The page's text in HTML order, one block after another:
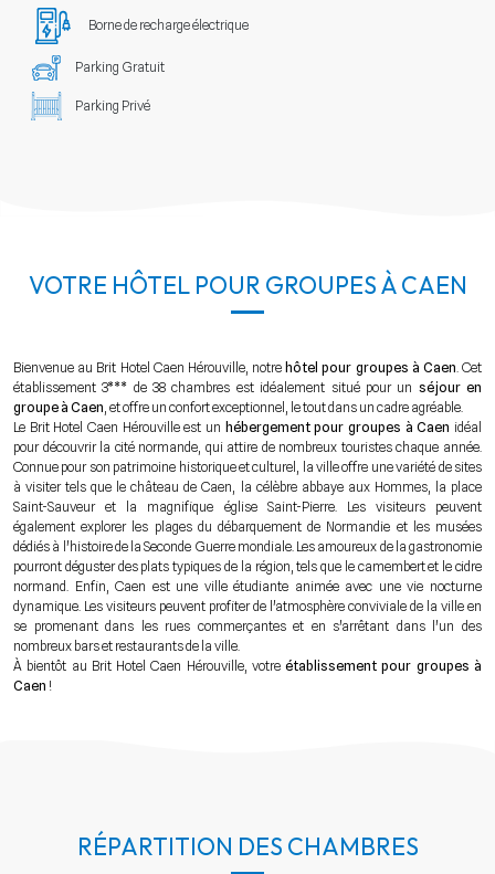
Borne de recharge électrique
Parking Gratuit
Parking Privé
VOTRE HÔTEL POUR GROUPES À CAEN
Bienvenue au Brit Hotel Caen Hérouville, notre hôtel pour groupes à Caen . Cet
établissement 3*** de 38 chambres est idéalement situé pour un séjour en
groupe à Caen , et offre un confort exceptionnel, le tout dans un cadre agréable.
Le Brit Hotel Caen Hérouville est un hébergement pour groupes à Caen idéal
pour découvrir la cité normande, qui attire de nombreux touristes chaque année.
Connue pour son patrimoine historique et culturel, la ville offre une variété de sites
à visiter tels que le château de Caen, la célèbre abbaye aux Hommes, la place
Saint-Sauveur et la magnifique église Saint-Pierre. Les visiteurs peuvent
également explorer les plages du débarquement de Normandie et les musées
dédiés à l'histoire de la Seconde Guerre mondiale. Les amoureux de la gastronomie
pourront déguster des plats typiques de la région, tels que le camembert et le cidre
normand. Enfin, Caen est une ville étudiante animée avec une vie nocturne
dynamique. Les visiteurs peuvent profiter de l'atmosphère conviviale de la ville en
se promenant dans les rues commerçantes et en s'arrêtant dans l'un des
nombreux bars et restaurants de la ville.
À bientôt au Brit Hotel Caen Hérouville, votreétablissement pour groupes à
Caen !
RÉPARTITION DES CHAMBRES